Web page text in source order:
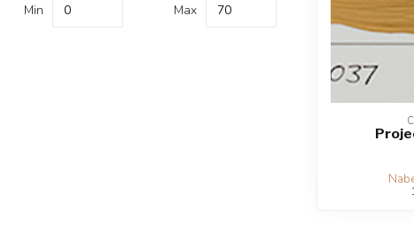
Min Max